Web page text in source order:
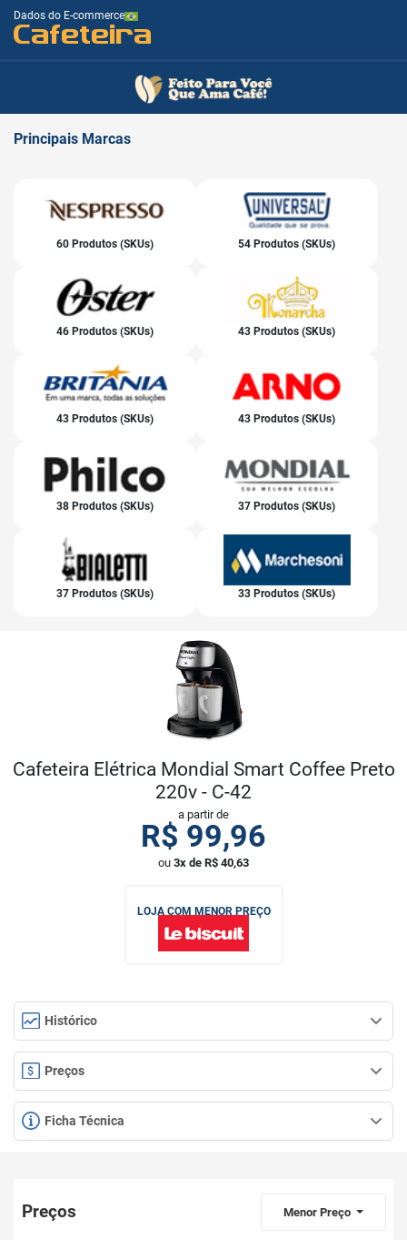
Dados do E-commerce
Cafeteira
Principais Marcas
60 Produtos (SKUs) 54 Produtos (SKUs)
46 Produtos (SKUs) 43 Produtos (SKUs)
43 Produtos (SKUs) 43 Produtos (SKUs)
38 Produtos (SKUs) 37 Produtos (SKUs)
37 Produtos (SKUs) 33 Produtos (SKUs)
Cafeteira Elétrica Mondial Smart Coffee Preto
220v - C-42
a partir de
R$ 99,96
ou 3x de R$ 40,63
LOJA COM MENOR PREÇO
Histórico
Preços
Ficha Técnica
Preços Menor Preço